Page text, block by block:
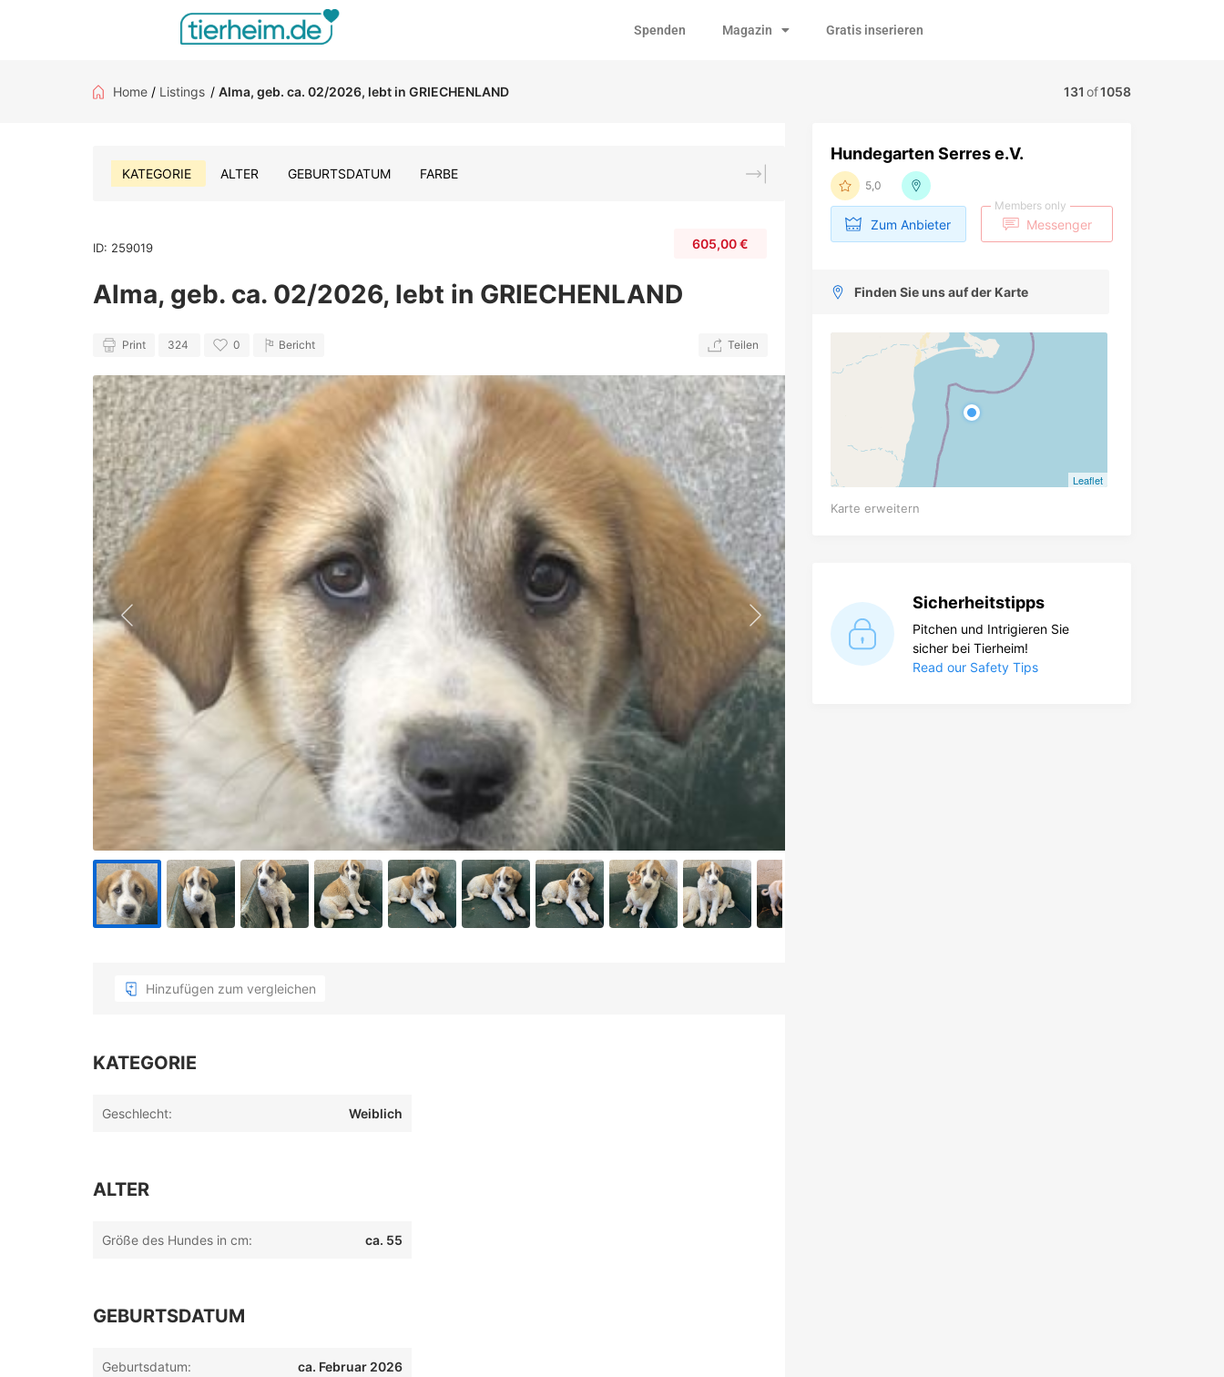
Spenden Magazin Gratis inserieren
Home / Listings / Alma, geb. ca. 02/2026, lebt in GRIECHENLAND 131 of1058
KATEGORIE ALTER GEBURTSDATUM FARBE
ID: 259019 605,00€
Alma, geb. ca. 02/2026, lebt in GRIECHENLAND
Print 324 0 Bericht Teilen
Hinzufügen zum vergleichen
KATEGORIE
Geschlecht: Weiblich
ALTER
Größe des Hundes in cm: ca. 55
GEBURTSDATUM
Geburtsdatum: ca. Februar 2026
Hundegarten Serres e.V.
5,0
Zum Anbieter
Members only
Messenger
Finden Sie uns auf der Karte
Leaflet
Karte erweitern
Sicherheitstipps
Pitchen und Intrigieren Sie
sicher bei Tierheim!
Read our Safety Tips